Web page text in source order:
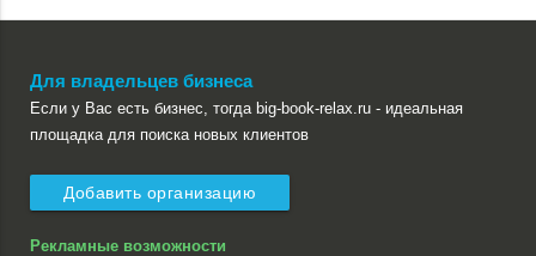
Для владельцев бизнеса
Если у Вас есть бизнес, тогда big-book-relax.ru - идеальная
площадка для поиска новых клиентов
Добавить организацию
Рекламные возможности